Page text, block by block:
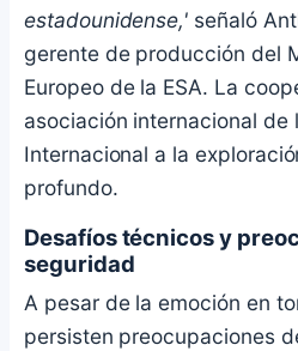
estadounidense,' señaló
gerente de producción del
Europeo de la ESA. La
asociación internacional de
Internacional a la
profundo.
Desafíos técnicos y
seguridad
A pesar de la emoción en
persisten preocupaciones